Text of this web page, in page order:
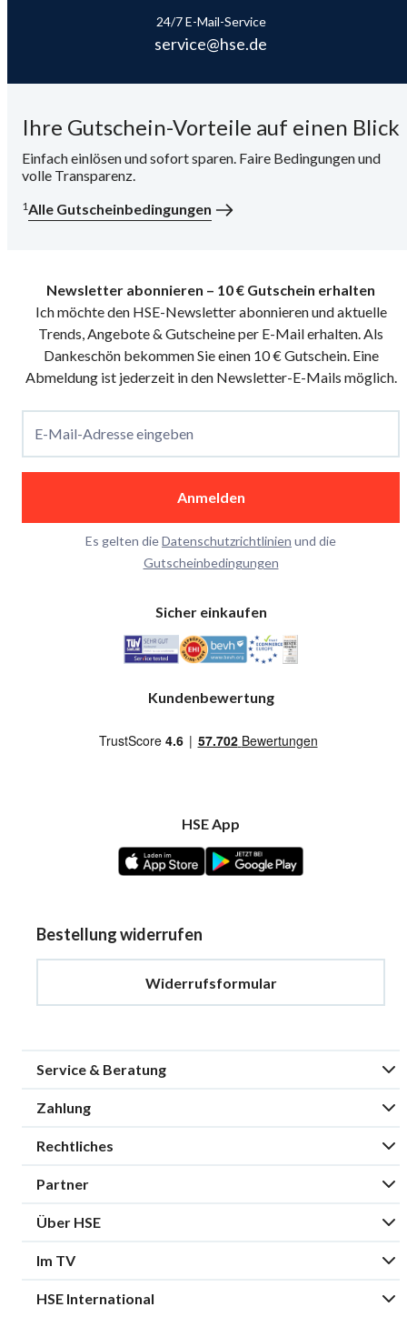
24/7 E-Mail-Service
service@hse.de
Ihre Gutschein-Vorteile auf einen Blick
Einfach einlösen und sofort sparen. Faire Bedingungen und
volle Transparenz.
1Alle Gutscheinbedingungen
Newsletter abonnieren – 10 € Gutschein erhalten
Ich möchte den HSE-Newsletter abonnieren und aktuelle
Trends, Angebote & Gutscheine per E-Mail erhalten. Als
Dankeschön bekommen Sie einen 10 € Gutschein. Eine
Abmeldung ist jederzeit in den Newsletter-E-Mails möglich.
E-Mail-Adresse eingeben
Anmelden
Es gelten dieDatenschutzrichtlinien und die
Gutscheinbedingungen
Sicher einkaufen
Kundenbewertung
HSE App
Bestellung widerrufen
Widerrufsformular
Service & Beratung
Zahlung
Rechtliches
Partner
Über HSE
Im TV
HSE International